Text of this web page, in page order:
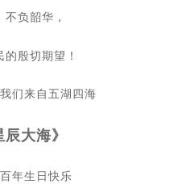
负韶华，
殷切期望！
们来自五湖四海
大海》
年生日快乐